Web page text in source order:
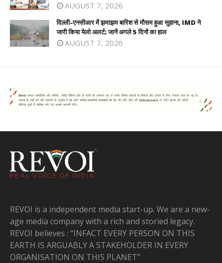
AUGUST 7, 2026
दिल्ली-एनसीआर में झमाझम बारिश से मौसम हुआ सुहाना, IMD ने
जारी किया येलो अलर्ट; जानें अगले 5 दिनों का हाल
AUGUST 7, 2026
REVOI is a independent media start-up. We are a new-
age media company with a rich and storied legacy.
REVOI believes : “INFACT EVERY PERSON ON THIS
EARTH IS ARGUABLY A STAKEHOLDER IN EVERY
ORGANISATION ON THIS PLANET”